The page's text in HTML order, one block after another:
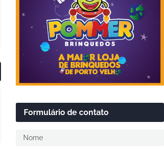
Formulário de contato